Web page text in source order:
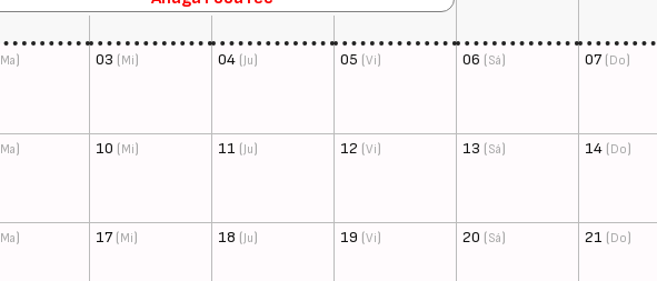
Ma) 03 (Mi) 04 (Ju) 05 (Vi) 06 (Sá) 07(Do)
Ma) 10 (Mi) 11 (Ju) 12 (Vi) 13 (Sá) 14 (Do)
Ma) 17(Mi) 18 (Ju) 19 (Vi) 20 (Sá) 21 (Do)